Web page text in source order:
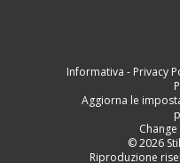
Informativa - Privacy
Aggiorna le
© 2026
Riproduzione